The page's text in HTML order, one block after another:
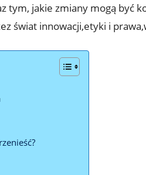
jakie zmiany mogą być
świat innowacji,etyki i